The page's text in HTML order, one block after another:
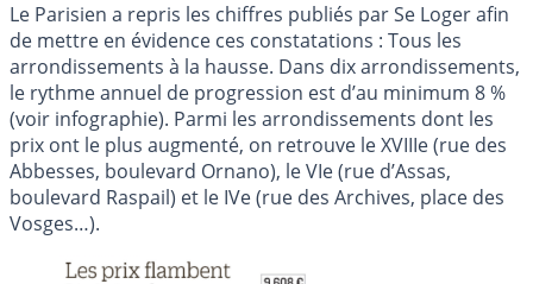
Le Parisien a repris les chiffres publiés par Se Loger afin
de mettre en évidence ces constatations : Tous les
arrondissements à la hausse. Dans dix arrondissements,
le rythme annuel de progression est d’au minimum 8 %
(voir infographie). Parmi les arrondissements dont les
prix ont le plus augmenté, on retrouve le XVIIIe (rue des
Abbesses, boulevard Ornano), le VIe (rue d’Assas,
boulevard Raspail) et le IVe (rue des Archives, place des
Vosges…).